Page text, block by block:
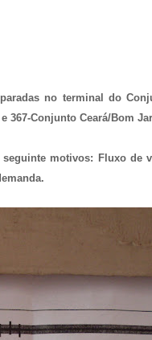
no terminal do
367-Conjunto Ceará/Bom
motivos: Fluxo de